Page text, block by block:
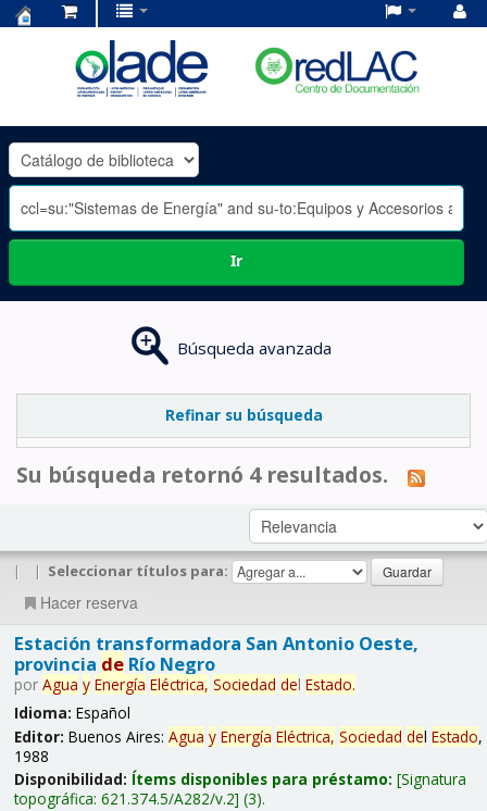
OLADE
-
Ir
Búsqueda avanzada
Refinar su búsqueda
Su búsqueda retornó 4 resultados.
| | Seleccionar títulos para:
Hacer reserva
Estación transformadora San Antonio Oeste,
provincia deRío Negro
por Agua y Energía Eléctrica, Sociedad del Estado.
Idioma: Español
Editor: Buenos Aires: Agua y Energía Eléctrica, Sociedad del Estado,
1988
Disponibilidad: Ítems disponibles para préstamo: Signatura
topográfica: 621.374.5/A282/v.2 (3).